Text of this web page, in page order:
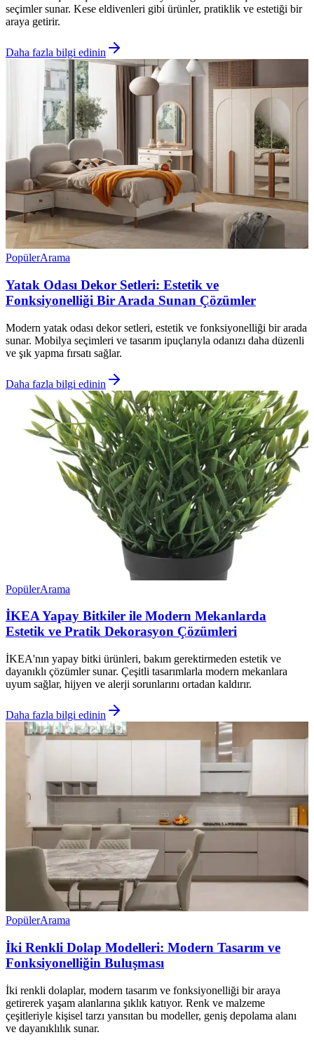
seçimler sunar. Kese eldivenleri gibi ürünler, pratiklik ve estetiği bir
araya getirir.
Daha fazla bilgi edinin
PopülerArama
Yatak Odası Dekor Setleri: Estetik ve
Fonksiyonelliği Bir Arada Sunan Çözümler
Modern yatak odası dekor setleri, estetik ve fonksiyonelliği bir arada
sunar. Mobilya seçimleri ve tasarım ipuçlarıyla odanızı daha düzenli
ve şık yapma fırsatı sağlar.
Daha fazla bilgi edinin
PopülerArama
İKEA Yapay Bitkiler ile Modern Mekanlarda
Estetik ve Pratik Dekorasyon Çözümleri
İKEA'nın yapay bitki ürünleri, bakım gerektirmeden estetik ve
dayanıklı çözümler sunar. Çeşitli tasarımlarla modern mekanlara
uyum sağlar, hijyen ve alerji sorunlarını ortadan kaldırır.
Daha fazla bilgi edinin
PopülerArama
İki Renkli Dolap Modelleri: Modern Tasarım ve
Fonksiyonelliğin Buluşması
İki renkli dolaplar, modern tasarım ve fonksiyonelliği bir araya
getirerek yaşam alanlarına şıklık katıyor. Renk ve malzeme
çeşitleriyle kişisel tarzı yansıtan bu modeller, geniş depolama alanı
ve dayanıklılık sunar.